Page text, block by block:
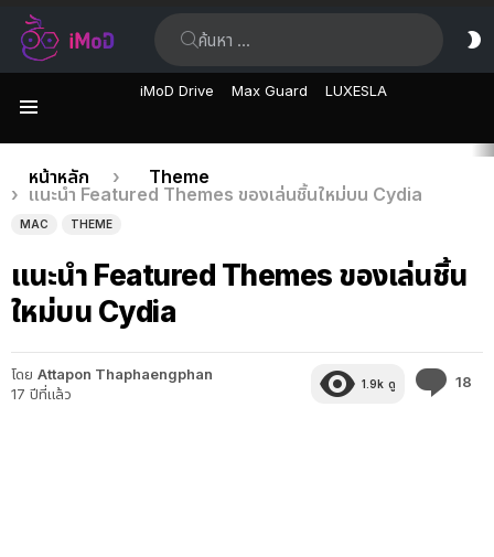
iMoD Drive Max Guard LUXESLA
เรื่อง
ล่าสุด
คุณอยู่ที่นี่:
หน้าหลัก
Theme
แนะนำ Featured Themes ของเล่นชิ้นใหม่บน Cydia
MAC THEME
แนะนำ Featured Themes ของเล่นชิ้น
ใหม่บน Cydia
โดย Attapon Thaphaengphan
17 ปีที่แล้ว
1.9k ดู 18